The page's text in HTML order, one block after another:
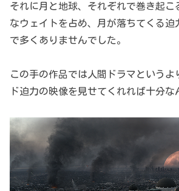
それに月と地球、それぞれで巻き起こ
なウェイトを占め、月が落ちてくる迫
で多くありませんでした。
この手の作品では人間ドラマというよ
ド迫力の映像を見せてくれれば十分な